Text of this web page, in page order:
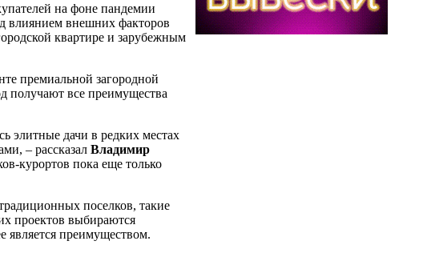
на фоне пандемии
влиянием внешних факторов
квартире и зарубежным
премиальной загородной
получают все преимущества
элитные дачи в редких местах
– рассказал Владимир
курортов пока еще только
поселков, такие
проектов выбираются
является преимуществом.